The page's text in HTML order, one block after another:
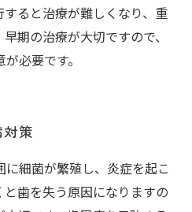
ると治療が難しくなり、重
期の治療が大切ですので、
必要です。
策
細菌が繁殖し、炎症を起こ
歯を失う原因になりますの